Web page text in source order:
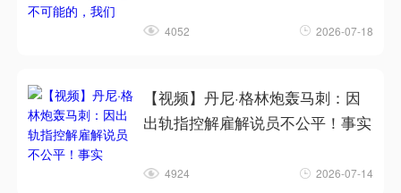
4052 2026-07-18
【视频】丹尼·格林炮轰马刺：因
出轨指控解雇解说员不公平！事实
4924 2026-07-14